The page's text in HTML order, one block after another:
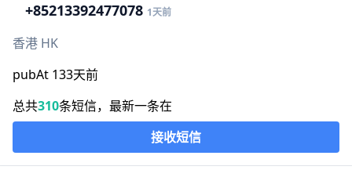
+85213392477078 1天前
香港 HK
pubAt 133天前
总共310条短信，最新一条在
接收短信